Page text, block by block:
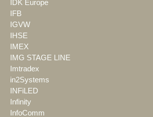
IDK Europe
IFB
IGVW
IHSE
IMEX
IMG STAGE LINE
Imtradex
in2Systems
INFiLED
Infinity
InfoComm